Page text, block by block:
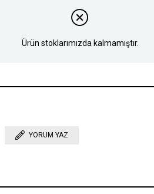
Ürün stoklarımızda kalmamıştır.
YORUM YAZ